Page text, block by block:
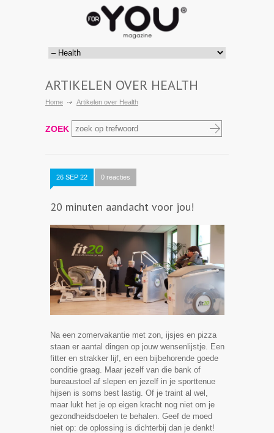
ARTIKELEN OVER HEALTH
Home Artikelen over Health
ZOEK
26 SEP 22 0 reacties
20 minuten aandacht voor jou!
Na een zomervakantie met zon, ijsjes en pizza
staan er aantal dingen op jouw wensenlijstje. Een
fitter en strakker lijf, en een bijbehorende goede
conditie graag. Maar jezelf van die bank of
bureaustoel af slepen en jezelf in je sporttenue
hijsen is soms best lastig. Of je traint al wel,
maar lukt het je op eigen kracht nog niet om je
gezondheidsdoelen te behalen. Geef de moed
niet op: de oplossing is dichterbij dan je denkt!